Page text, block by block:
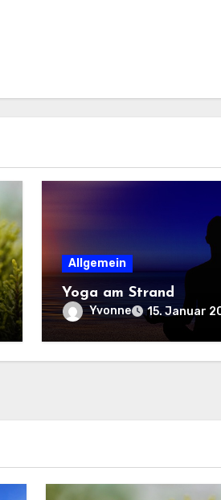
Allgemein
Yoga am Strand
Yvonne 15. Januar